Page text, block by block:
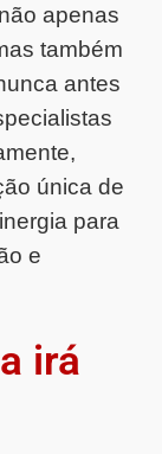
apenas
também
antes
única de
para
e
irá